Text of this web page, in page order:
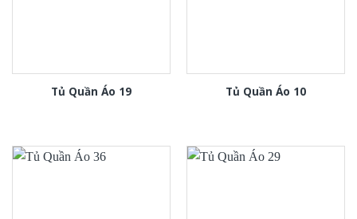
Tủ Quần Áo 19 Tủ Quần Áo 10